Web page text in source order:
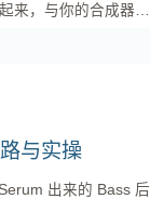
与实操
出来的 Bass 后